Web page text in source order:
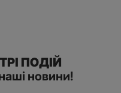
ПОДІЙ
новини!